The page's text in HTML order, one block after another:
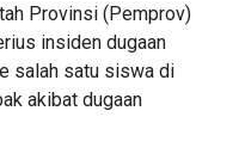
Provinsi (Pemprov)
insiden dugaan
salah satu siswa di
akibat dugaan